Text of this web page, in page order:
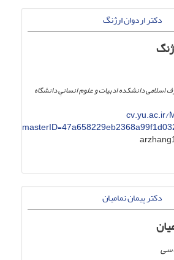
اسلامی دانشکده ادبیات و علوم انسانیِ دانشگاه
cv.yu.ac.ir/